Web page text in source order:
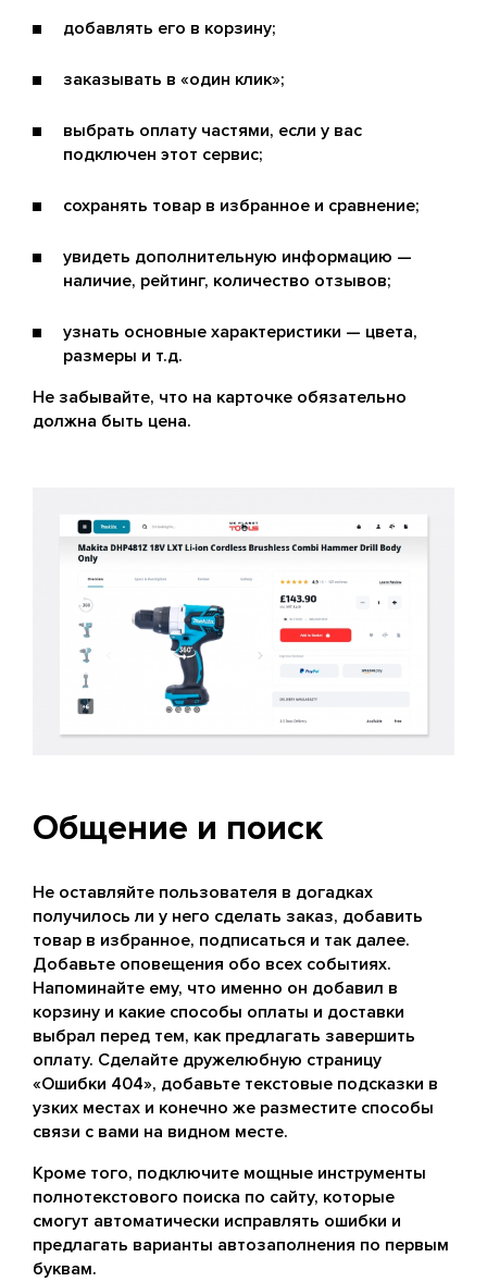
добавлять его в корзину;
заказывать в «один клик»;
выбрать оплату частями, если у вас
подключен этот сервис;
сохранять товар в избранное и сравнение;
увидеть дополнительную информацию —
наличие, рейтинг, количество отзывов;
узнать основные характеристики — цвета,
размеры и т.д.
Не забывайте, что на карточке обязательно
должна быть цена.
Общение и поиск
Не оставляйте пользователя в догадках
получилось ли у него сделать заказ, добавить
товар в избранное, подписаться и так далее.
Добавьте оповещения обо всех событиях.
Напоминайте ему, что именно он добавил в
корзину и какие способы оплаты и доставки
выбрал перед тем, как предлагать завершить
оплату. Сделайте дружелюбную страницу
«Ошибки 404», добавьте текстовые подсказки в
узких местах и конечно же разместите способы
связи с вами на видном месте.
Кроме того, подключите мощные инструменты
полнотекстового поиска по сайту, которые
смогут автоматически исправлять ошибки и
предлагать варианты автозаполнения по первым
буквам.